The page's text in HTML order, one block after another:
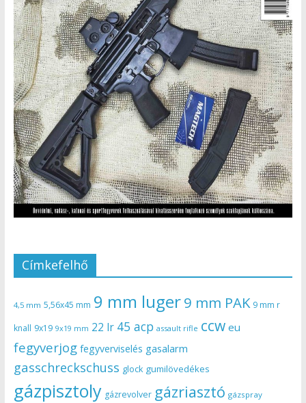
Címkefelhő
4,5 mm 5,56x45 mm 9 mm luger9 mm PAK 9 mm r
knall 9x19 9x19 mm 22 lr 45 acp assault rifle ccw eu
fegyverjog fegyverviselés gasalarm
gasschreckschuss glock gumilövedékes
gázpisztoly gázrevolver gázriasztó gázspray